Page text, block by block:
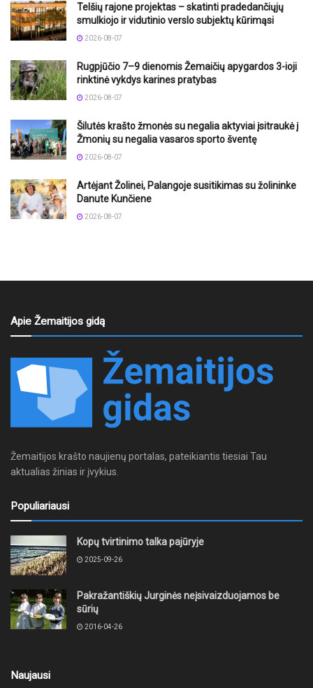
Telšių rajone projektas – skatinti pradedančiųjų
smulkiojo ir vidutinio verslo subjektų kūrimąsi
2026-08-07
Rugpjūčio 7–9 dienomis Žemaičių apygardos 3-ioji
rinktinė vykdys karines pratybas
2026-08-07
Šilutės krašto žmonės su negalia aktyviai įsitraukė į
Žmonių su negalia vasaros sporto šventę
2026-08-07
Artėjant Žolinei, Palangoje susitikimas su žolininke
Danute Kunčiene
2026-08-07
Apie Žemaitijos gidą
Žemaitijos krašto naujienų portalas, pateikiantis tiesiai Tau
aktualias žinias ir įvykius.
Populiariausi
Kopų tvirtinimo talka pajūryje
2025-09-26
Pakražantiškių Jurginės neįsivaizduojamos be
sūrių
2016-04-26
Naujausi